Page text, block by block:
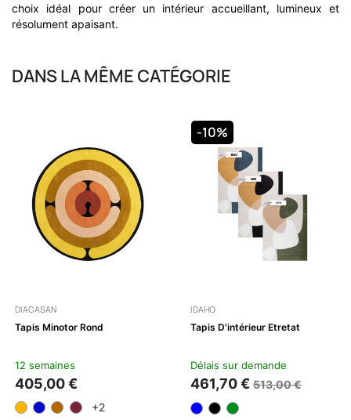
choix idéal pour créer un intérieur accueillant, lumineux et
résolument apaisant.
DANS LA MÊME CATÉGORIE
DIACASAN
Tapis Minotor Rond
12 semaines
405,00 €
+2
IDAHO
Tapis D'intérieur Etretat
Délais sur demande
461,70 € 513,00 €
-10%